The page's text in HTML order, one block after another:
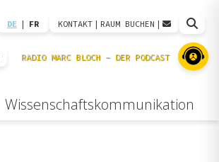
DE | FR KONTAKT | RAUM BUCHEN |
Wissenschaftskommunikation